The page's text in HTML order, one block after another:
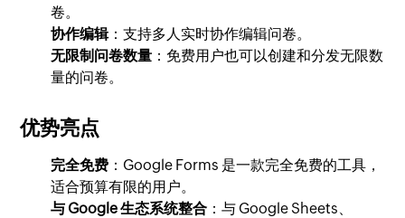
卷。
协作编辑：支持多人实时协作编辑问卷。
无限制问卷数量 ：免费用户也可以创建和分发无限数
量的问卷。
优势亮点
完全免费 ：Google Forms 是一款完全免费的工具，
适合预算有限的用户。
与 Google 生态系统整合 ：与 Google Sheets、